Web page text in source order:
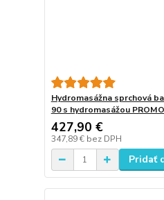
Hydromasážna sprchová
90 s hydromasážou
427,90 €
347,89 € bez DPH
Pridať